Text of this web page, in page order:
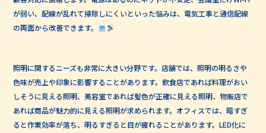
が弱い、配線が乱れて掃除しにくいといった悩みは、電気工事と通信配線
の両面から改善できます。
照明に関するニーズも非常に大きい分野です。店舗では、照明の明るさや
色味が売上や印象に影響することがあります。飲食店であれば料理がおい
しそうに見える照明、美容室であれば髪色が正確に見える照明、物販店で
あれば商品が魅力的に見える照明が求められます。オフィスでは、暗すぎ
ると作業効率が落ち、明るすぎると目が疲れることがあります。LED化に